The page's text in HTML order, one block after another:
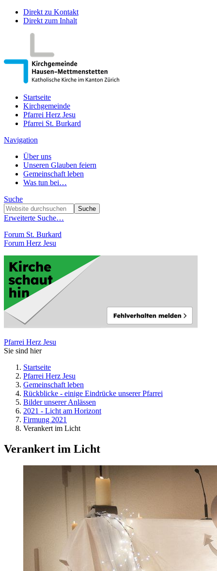
Direkt zu Kontakt
Direkt zum Inhalt
Startseite
Kirchgemeinde
Pfarrei Herz Jesu
Pfarrei St. Burkard
Navigation
Über uns
Unseren Glauben feiern
Gemeinschaft leben
Was tun bei…
Suche
Erweiterte Suche…
Forum St. Burkard
Forum Herz Jesu
Pfarrei Herz Jesu
Sie sind hier
Startseite
Pfarrei Herz Jesu
Gemeinschaft leben
Rückblicke - einige Eindrücke unserer Pfarrei
Bilder unserer Anlässen
2021 - Licht am Horizont
Firmung 2021
Verankert im Licht
Verankert im Licht